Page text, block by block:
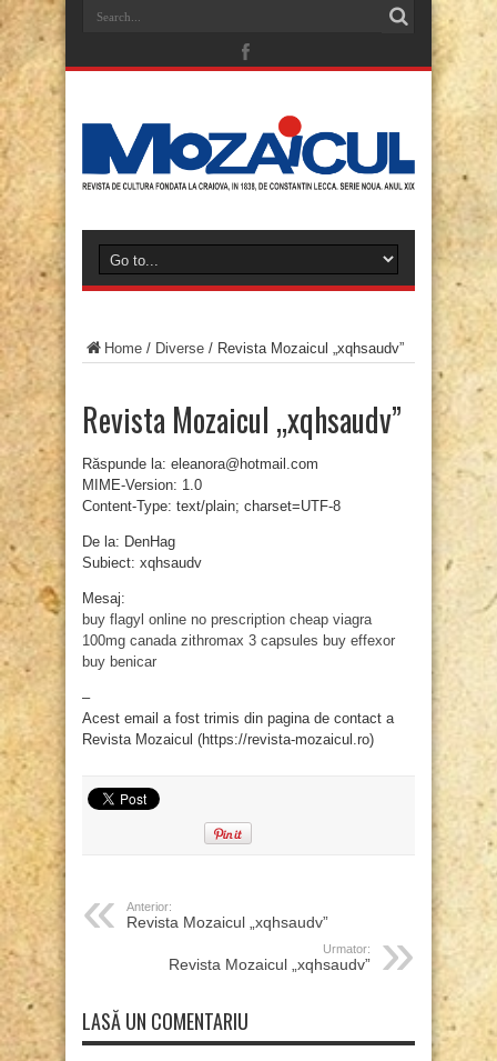
Home / Diverse / Revista Mozaicul „xqhsaudv”
Revista Mozaicul „xqhsaudv”
Răspunde la: eleanora@hotmail.com
MIME-Version: 1.0
Content-Type: text/plain; charset=UTF-8
De la: DenHag
Subiect: xqhsaudv
Mesaj:
buy flagyl online no prescription cheap viagra
100mg canada zithromax 3 capsules buy effexor
buy benicar
–
Acest email a fost trimis din pagina de contact a
Revista Mozaicul (https://revista-mozaicul.ro)
Anterior:
Revista Mozaicul „xqhsaudv”
Urmator:
Revista Mozaicul „xqhsaudv”
LASĂ UN COMENTARIU